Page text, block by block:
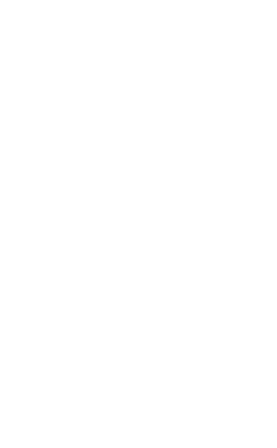
több múlhat, mint gondolná
hogy kevesebb kalóriát fogyasszunk, mégsem